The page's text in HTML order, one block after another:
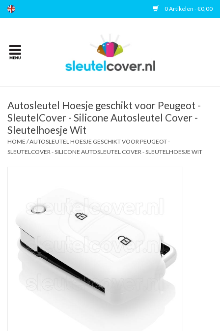
0 Artikelen - €0,00
Home
Accessoires
Veelgestelde vragen
Autosleutel Hoesje geschikt voor Peugeot -
SleutelCover - Silicone Autosleutel Cover -
Sleutelhoesje Wit
HOME /AUTOSLEUTEL HOESJE GESCHIKT VOOR PEUGEOT -
SLEUTELCOVER - SILICONE AUTOSLEUTEL COVER - SLEUTELHOESJE WIT